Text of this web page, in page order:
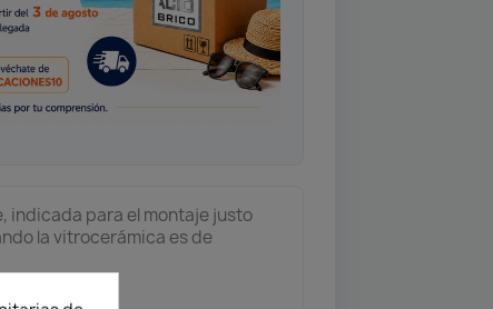
indicada para el montaje justo
la vitrocerámica es de